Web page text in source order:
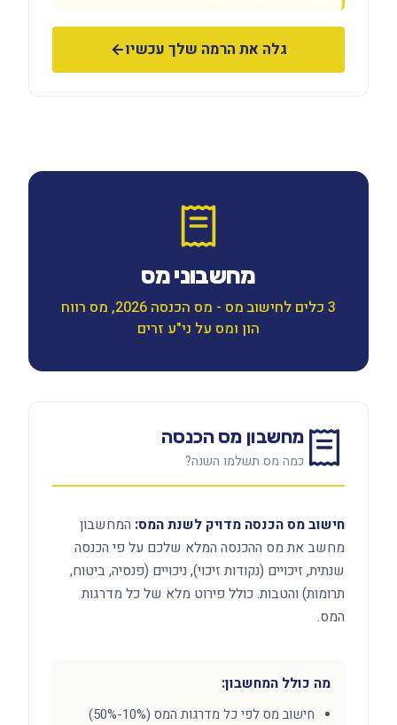
גלה את הרמה שלך עכשיו
מחשבוני מס
3 כלים לחישוב מס - מס הכנסה 2026, מס רווח
הון ומס על ני"ע זרים
מחשבון מס הכנסה
כמה מס תשלמו השנה?
חישוב מס הכנסה מדויק לשנת המס: המחשבון
מחשב את מס ההכנסה המלא שלכם על פי הכנסה
שנתית, זיכויים (נקודות זיכוי), ניכויים (פנסיה, ביטוח,
תרומות) והטבות. כולל פירוט מלא של כל מדרגות
המס.
מה כולל המחשבון:
חישוב מס לפי כל מדרגות המס (10%-50%)